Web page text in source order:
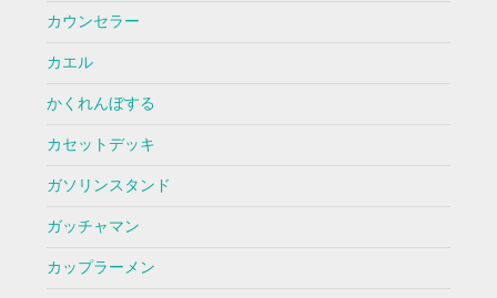
カウンセラー
カエル
かくれんぼする
カセットデッキ
ガソリンスタンド
ガッチャマン
カップラーメン